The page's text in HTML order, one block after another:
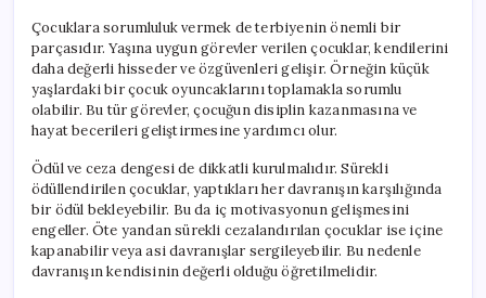
Çocuklara sorumluluk vermek de terbiyenin önemli bir
parçasıdır. Yaşına uygun görevler verilen çocuklar, kendilerini
daha değerli hisseder ve özgüvenleri gelişir. Örneğin küçük
yaşlardaki bir çocuk oyuncaklarını toplamakla sorumlu
olabilir. Bu tür görevler, çocuğun disiplin kazanmasına ve
hayat becerileri geliştirmesine yardımcı olur.
Ödül ve ceza dengesi de dikkatli kurulmalıdır. Sürekli
ödüllendirilen çocuklar, yaptıkları her davranışın karşılığında
bir ödül bekleyebilir. Bu da iç motivasyonun gelişmesini
engeller. Öte yandan sürekli cezalandırılan çocuklar ise içine
kapanabilir veya asi davranışlar sergileyebilir. Bu nedenle
davranışın kendisinin değerli olduğu öğretilmelidir.